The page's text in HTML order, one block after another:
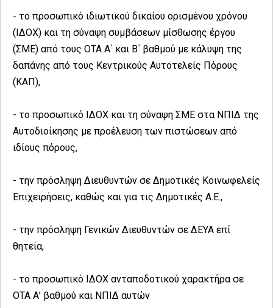
- το προσωπικό ιδιωτικού δικαίου ορισμένου χρόνου
(ΙΔΟΧ) και τη σύναψη συμβάσεων μίσθωσης έργου
(ΣΜΕ) από τους ΟΤΑ Α΄ και Β΄ βαθμού με κάλυψη της
δαπάνης από τους Κεντρικούς Αυτοτελείς Πόρους
(ΚΑΠ),
- το προσωπικό ΙΔΟΧ και τη σύναψη ΣΜΕ στα ΝΠΙΔ της
Αυτοδιοίκησης με προέλευση των πιστώσεων από
ιδίους πόρους,
- την πρόσληψη Διευθυντών σε Δημοτικές Κοινωφελείς
Επιχειρήσεις, καθώς και για τις Δημοτικές Α.Ε.,
- την πρόσληψη Γενικών Διευθυντών σε ΔΕΥΑ επί
θητεία,
- το προσωπικό ΙΔΟΧ ανταποδοτικού χαρακτήρα σε
ΟΤΑ Α’ βαθμού και ΝΠΙΔ αυτών